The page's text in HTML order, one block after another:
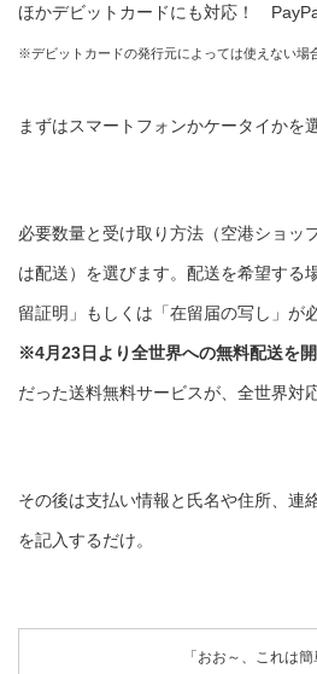
ほかデビットカードにも対応！
※デビットカードの発行元によっては使えない場
まずはスマートフォンかケータイかを
必要数量と受け取り方法（空港ショッ
は配送）を選びます。配送を希望する
留証明」もしくは「在留届の写し」が
※4月23日より全世界への無料配送を開
だった送料無料サービスが、全世界対
その後は支払い情報と氏名や住所、連
を記入するだけ。
「おお～、これは簡